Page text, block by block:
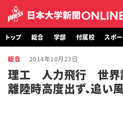
トップ
総合
トップ 総合 学部 付属校 スポ
総合 2014年10月23日
理工 人力飛行 世界
離陸時高度出ず、追い